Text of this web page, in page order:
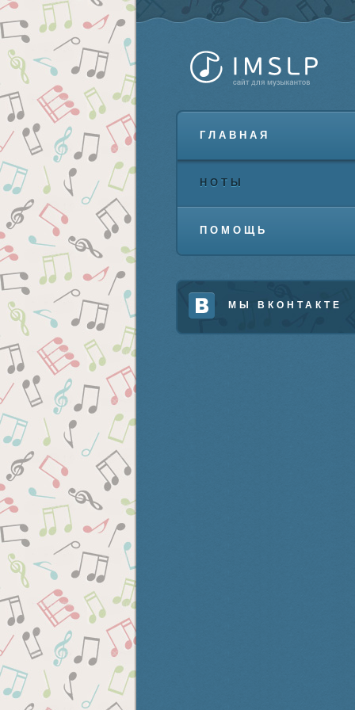
ГЛАВНАЯ
НОТЫ
ПОМОЩЬ
МЫ ВКОНТАКТЕ